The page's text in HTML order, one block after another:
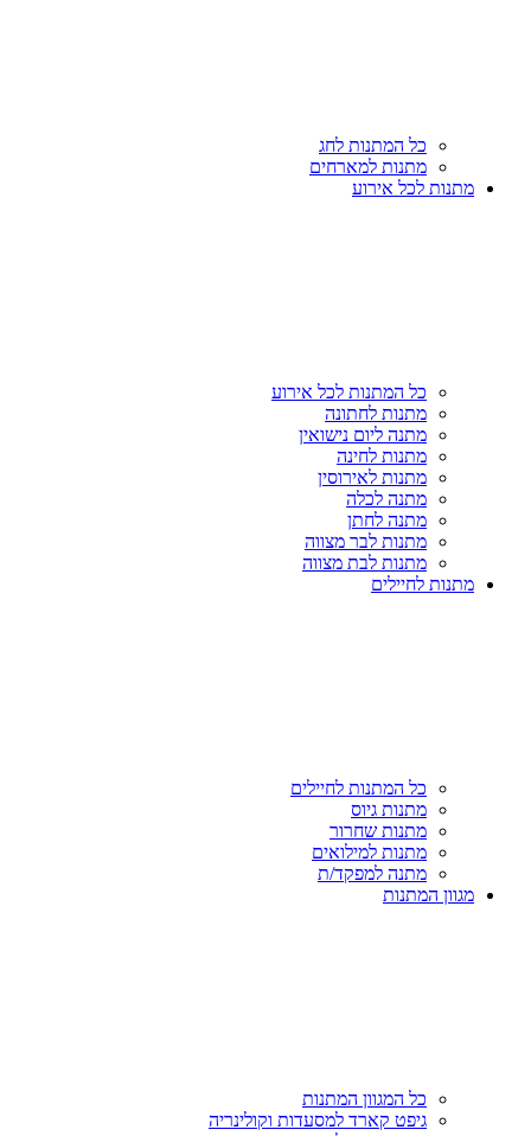
כל המתנות לחג
מתנות למארחים
מתנות לכל אירוע
כל המתנות לכל אירוע
מתנות לחתונה
מתנה ליום נישואין
מתנות לחינה
מתנות לאירוסין
מתנה לכלה
מתנה לחתן
מתנות לבר מצווה
מתנות לבת מצווה
מתנות לחיילים
כל המתנות לחיילים
מתנות גיוס
מתנות שחרור
מתנות למילואים
מתנה למפקד/ת
מגוון המתנות
כל המגוון המתנות
גיפט קארד למסעדות וקולינריה